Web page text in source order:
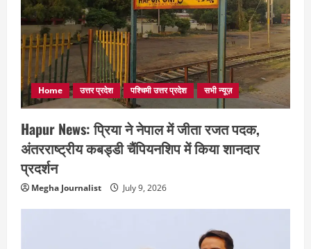
Home उत्तर प्रदेश पश्चिमी उत्तर प्रदेश सभी न्यूज़
Hapur News: प्रिया ने नेपाल में जीता रजत पदक,
अंतरराष्ट्रीय कबड्डी चैंपियनशिप में किया शानदार
प्रदर्शन
Megha Journalist July 9, 2026